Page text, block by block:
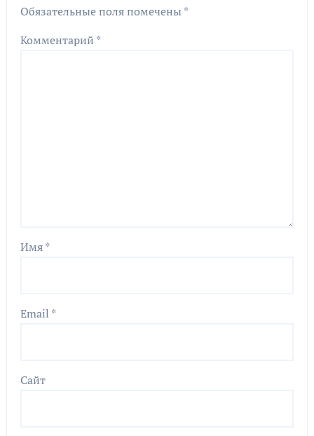
Обязательные поля помечены *
Комментарий *
Имя*
Email *
Сайт